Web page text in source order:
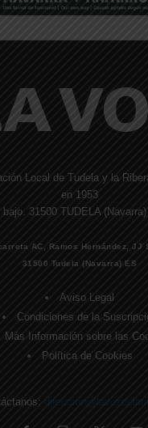
Local de Tudela y la
en 1953
31500 TUDELA
AC, Ramos Hernández, JJ
31500 Tudela (Navarra) ES
Aviso Legal
Condiciones de la
Más Información sobre las
Política de Cookies